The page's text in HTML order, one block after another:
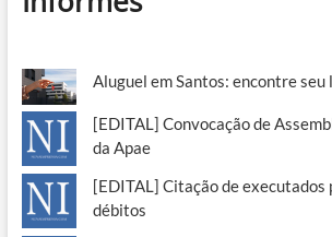
Aluguel em Santos: encontre seu
[EDITAL] Convocação de
da Apae
[EDITAL] Citação de executados
débitos